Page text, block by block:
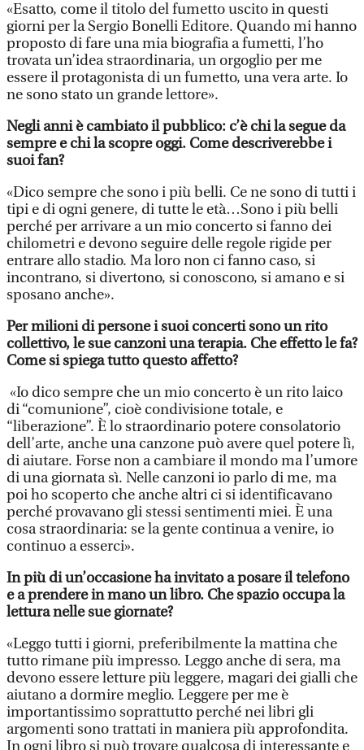
«Esatto, come il titolo del fumetto uscito in questi
giorni per la Sergio Bonelli Editore. Quando mi hanno
proposto di fare una mia biografia a fumetti, l’ho
trovata un’idea straordinaria, un orgoglio per me
essere il protagonista di un fumetto, una vera arte. Io
ne sono stato un grande lettore».
Negli anni è cambiato il pubblico: c’è chi la segue da
sempre e chi la scopre oggi. Come descriverebbe i
suoi fan?
«Dico sempre che sono i più belli. Ce ne sono di tutti i
tipi e di ogni genere, di tutte le età…Sono i più belli
perché per arrivare a un mio concerto si fanno dei
chilometri e devono seguire delle regole rigide per
entrare allo stadio. Ma loro non ci fanno caso, si
incontrano, si divertono, si conoscono, si amano e si
sposano anche».
Per milioni di persone i suoi concerti sono un rito
collettivo, le sue canzoni una terapia. Che effetto le fa?
Come si spiega tutto questo affetto?
«Io dico sempre che un mio concerto è un rito laico
di “comunione”, cioè condivisione totale, e
“liberazione”. È lo straordinario potere consolatorio
dell’arte, anche una canzone può avere quel potere lì,
di aiutare. Forse non a cambiare il mondo ma l’umore
di una giornata sì. Nelle canzoni io parlo di me, ma
poi ho scoperto che anche altri ci si identificavano
perché provavano gli stessi sentimenti miei. È una
cosa straordinaria: se la gente continua a venire, io
continuo a esserci».
In più di un’occasione ha invitato a posare il telefono
e a prendere in mano un libro. Che spazio occupa la
lettura nelle sue giornate?
«Leggo tutti i giorni, preferibilmente la mattina che
tutto rimane più impresso. Leggo anche di sera, ma
devono essere letture più leggere, magari dei gialli che
aiutano a dormire meglio. Leggere per me è
importantissimo soprattutto perché nei libri gli
argomenti sono trattati in maniera più approfondita.
In ogni libro si può trovare qualcosa di interessante e